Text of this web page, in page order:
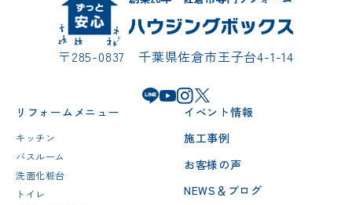
〒285-0837 千葉県佐倉市王子台4-1-14
リフォームメニュー
キッチン
バスルーム
洗面化粧台
トイレ
イベント情報
施工事例
お客様の声
NEWS＆ブログ